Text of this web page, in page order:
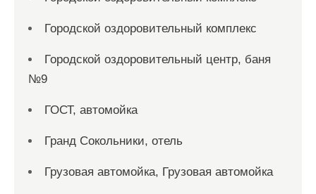
Городской оздоровительный комплекс
Городской оздоровительный центр, баня
№9
ГОСТ, автомойка
Гранд Сокольники, отель
Грузовая автомойка, Грузовая автомойка